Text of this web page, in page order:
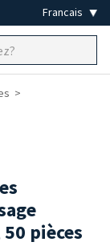
pièces